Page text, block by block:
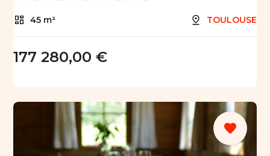
45 m² TOULOUSE
177 280,00 €
favorite